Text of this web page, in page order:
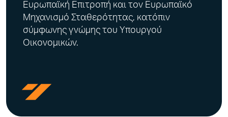
Ευρωπαϊκή Επιτροπή και τον Ευρωπαϊκό
Μηχανισμό Σταθερότητας, κατόπιν
σύμφωνης γνώμης του Υπουργού
Οικονομικών.